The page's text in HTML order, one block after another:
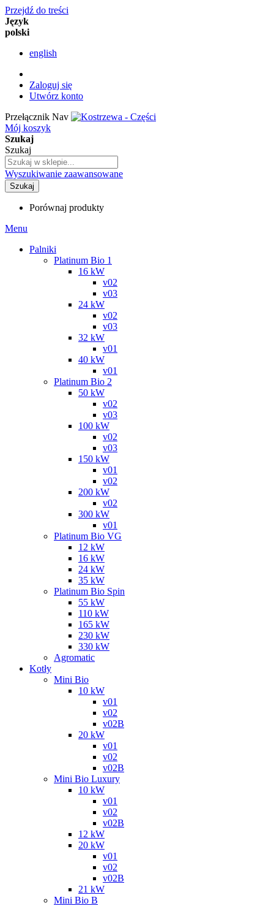
Przejdź do treści
Język
polski
english
Zaloguj się
Utwórz konto
Przełącznik Nav
Mój koszyk
Szukaj
Szukaj
Wyszukiwanie zaawansowane
Szukaj
Porównaj produkty
Menu
Palniki
Platinum Bio 1
16 kW
v02
v03
24 kW
v02
v03
32 kW
v01
40 kW
v01
Platinum Bio 2
50 kW
v02
v03
100 kW
v02
v03
150 kW
v01
v02
200 kW
v02
300 kW
v01
Platinum Bio VG
12 kW
16 kW
24 kW
35 kW
Platinum Bio Spin
55 kW
110 kW
165 kW
230 kW
330 kW
Agromatic
Kotły
Mini Bio
10 kW
v01
v02
v02B
20 kW
v01
v02
v02B
Mini Bio Luxury
10 kW
v01
v02
v02B
12 kW
20 kW
v01
v02
v02B
21 kW
Mini Bio B